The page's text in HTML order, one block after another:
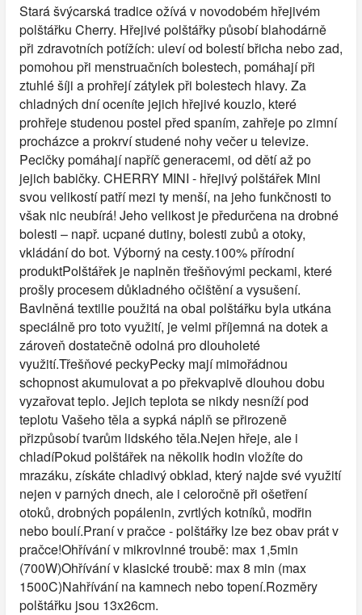
Stará švýcarská tradice ožívá v novodobém hřejivém
polštářku Cherry. Hřejivé polštářky působí blahodárně
při zdravotních potížích: uleví od bolestí břicha nebo zad,
pomohou při menstruačních bolestech, pomáhají při
ztuhlé šíji a prohřejí zátylek při bolestech hlavy. Za
chladných dní oceníte jejich hřejivé kouzlo, které
prohřeje studenou postel před spaním, zahřeje po zimní
procházce a prokrví studené nohy večer u televize.
Pecičky pomáhají napříč generacemi, od dětí až po
jejich babičky. CHERRY MINI - hřejivý polštářek Mini
svou velikostí patří mezi ty menší, na jeho funkčnosti to
však nic neubírá! Jeho velikost je předurčena na drobné
bolesti – např. ucpané dutiny, bolesti zubů a otoky,
vkládání do bot. Výborný na cesty.100% přírodní
produktPolštářek je naplněn třešňovými peckami, které
prošly procesem důkladného očištění a vysušení.
Bavlněná textilie použitá na obal polštářku byla utkána
speciálně pro toto využití, je velmi příjemná na dotek a
zároveň dostatečně odolná pro dlouholeté
využití.Třešňové peckyPecky mají mimořádnou
schopnost akumulovat a po překvapivě dlouhou dobu
vyzařovat teplo. Jejich teplota se nikdy nesníží pod
teplotu Vašeho těla a sypká náplň se přirozeně
přizpůsobí tvarům lidského těla.Nejen hřeje, ale i
chladíPokud polštářek na několik hodin vložíte do
mrazáku, získáte chladivý obklad, který najde své využití
nejen v parných dnech, ale i celoročně při ošetření
otoků, drobných popálenin, zvrtlých kotníků, modřin
nebo boulí.Praní v pračce - polštářky lze bez obav prát v
pračce!Ohřívání v mikrovlnné troubě: max 1,5min
(700W)Ohřívání v klasické troubě: max 8 min (max
1500C)Nahřívání na kamnech nebo topení.Rozměry
polštářku jsou 13x26cm.